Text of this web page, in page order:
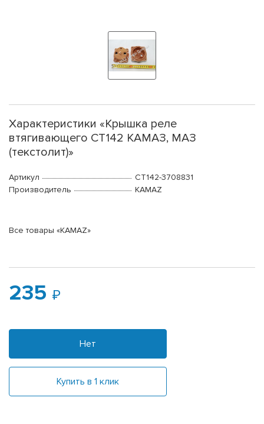
Характеристики «Крышка реле
втягивающего СТ142 КАМАЗ, МАЗ
(текстолит)»
Артикул
СТ142-3708831
Производитель
KAMAZ
Все товары «KAMAZ»
235
Нет
Купить в 1 клик